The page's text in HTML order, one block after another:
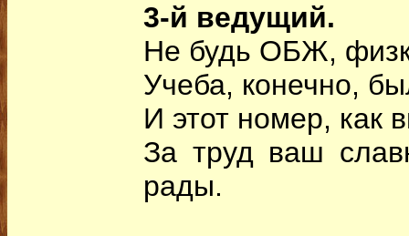
3-й ведущий.
Не будь ОБЖ,
Учеба, конечно,
И этот номер, как
За труд ваш
рады.